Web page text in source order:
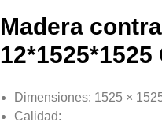
Madera
Dimensiones: 1525 ×
Calidad: